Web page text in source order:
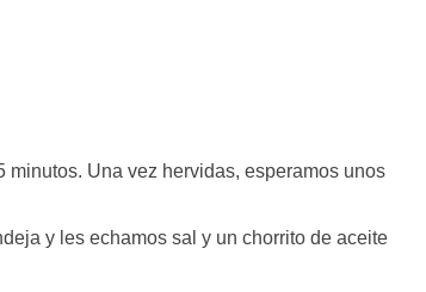
minutos. Una vez hervidas, esperamos unos
y les echamos sal y un chorrito de aceite